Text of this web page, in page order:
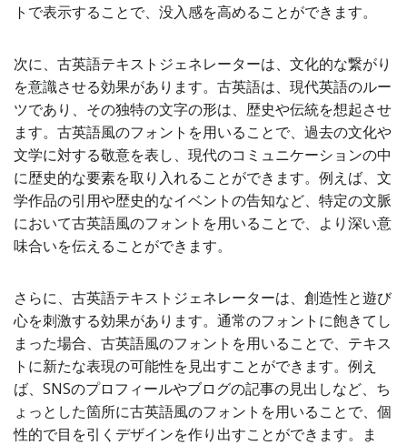
トで表示することで、没入感を高めることができます。
次に、古英語テキストジェネレーターは、文化的な繋がり
を意識させる効果があります。古英語は、現代英語のルー
ツであり、その独特の文字の形は、歴史や伝統を想起させ
ます。古英語風のフォントを用いることで、過去の文化や
文学に対する敬意を表し、現代のコミュニケーションの中
に歴史的な要素を取り入れることができます。例えば、文
学作品の引用や歴史的なイベントの告知など、特定の文脈
において古英語風のフォントを用いることで、より深い意
味合いを伝えることができます。
さらに、古英語テキストジェネレーターは、創造性と遊び
心を刺激する効果があります。通常のフォントに飽きてし
まった場合、古英語風のフォントを用いることで、テキス
トに新たな表現の可能性を見出すことができます。例え
ば、SNSのプロフィールやブログの記事の見出しなど、ち
ょっとした箇所に古英語風のフォントを用いることで、個
性的で目を引くデザインを作り出すことができます。ま